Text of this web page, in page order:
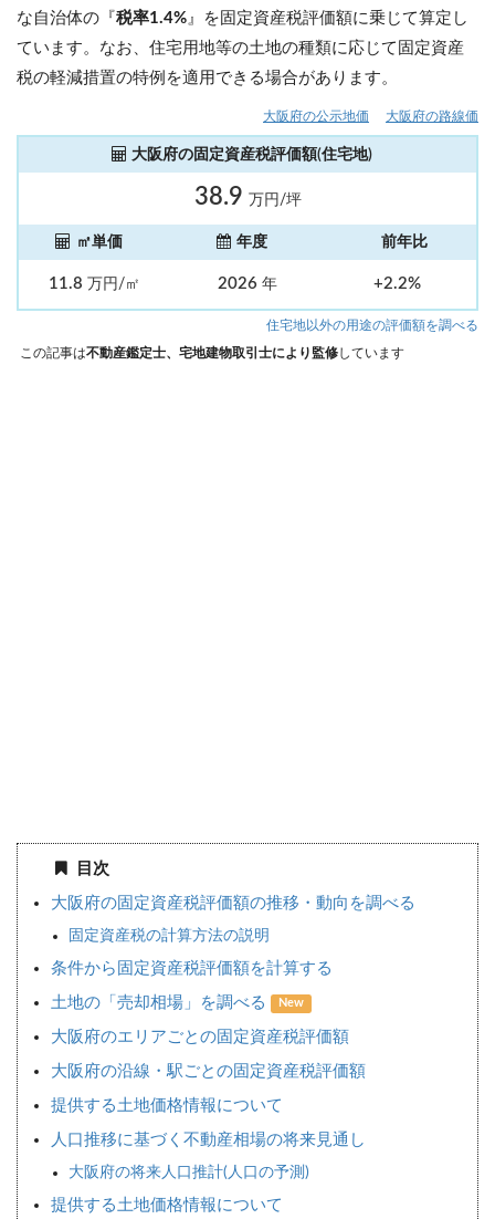
な自治体の『税率1.4% 』を固定資産税評価額に乗じて算定し
ています。なお、住宅用地等の土地の種類に応じて固定資産
税の軽減措置の特例を適用できる場合があります。
大阪府の公示地価 大阪府の路線価
大阪府の固定資産税評価額(住宅地)
38.9 万円/坪
㎡単価 年度 前年比
11.8万円/㎡ 2026 年 +2.2%
住宅地以外の用途の評価額を調べる
この記事は不動産鑑定士、宅地建物取引士により監修しています
目次
大阪府の固定資産税評価額の推移・動向を調べる
固定資産税の計算方法の説明
条件から固定資産税評価額を計算する
土地の「売却相場」を調べる New
大阪府のエリアごとの固定資産税評価額
大阪府の沿線・駅ごとの固定資産税評価額
提供する土地価格情報について
人口推移に基づく不動産相場の将来見通し
大阪府の将来人口推計(人口の予測)
提供する土地価格情報について